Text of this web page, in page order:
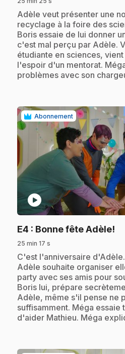
.Adèle veut présenter une
recyclage à la foire des
Boris essaie de lui donner
c'est mal perçu par Adèle.
étudiante en sciences,
l'espoir d'un mentorat.
problèmes avec son
Abonnement
play_circle
E4 : Bonne fête Adèle!
25 min 17 s
.C'est l'anniversaire d'Adèle.
Adèle souhaite organiser
party avec ses amis pour
Boris lui, prépare
Adèle, même s'il pense ne
suffisamment. Méga essaie
d'aider Mathieu. Méga